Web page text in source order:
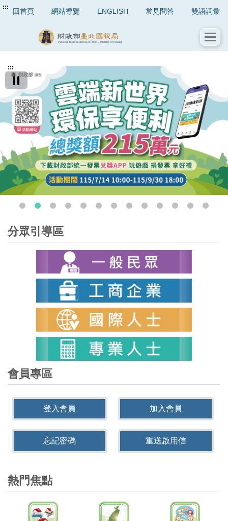
::: 回首頁 網站導覽 ENGLISH 常見問答 雙語詞彙
:::
分眾引導區
會員專區
登入會員 加入會員
忘記密碼 重送啟用信
熱門焦點